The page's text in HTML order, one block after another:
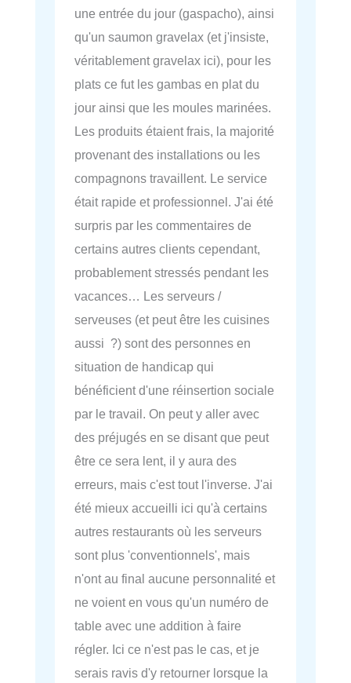
une entrée du jour (gaspacho), ainsi
qu'un saumon gravelax (et j'insiste,
véritablement gravelax ici), pour les
plats ce fut les gambas en plat du
jour ainsi que les moules marinées.
Les produits étaient frais, la majorité
provenant des installations ou les
compagnons travaillent. Le service
était rapide et professionnel. J'ai été
surpris par les commentaires de
certains autres clients cependant,
probablement stressés pendant les
vacances… Les serveurs /
serveuses (et peut être les cuisines
aussi ?) sont des personnes en
situation de handicap qui
bénéficient d'une réinsertion sociale
par le travail. On peut y aller avec
des préjugés en se disant que peut
être ce sera lent, il y aura des
erreurs, mais c'est tout l'inverse. J'ai
été mieux accueilli ici qu'à certains
autres restaurants où les serveurs
sont plus 'conventionnels', mais
n'ont au final aucune personnalité et
ne voient en vous qu'un numéro de
table avec une addition à faire
régler. Ici ce n'est pas le cas, et je
serais ravis d'y retourner lorsque la